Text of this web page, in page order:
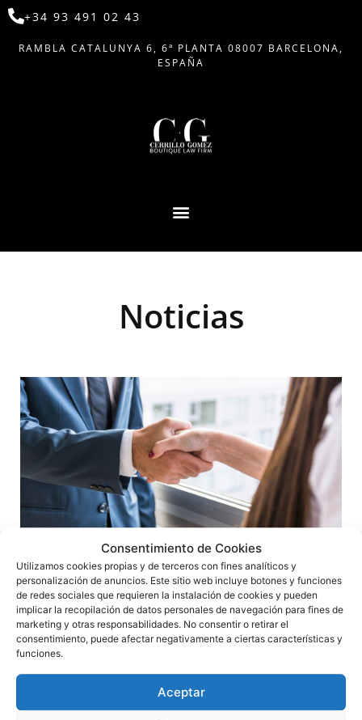
Consentimiento de Cookies
Utilizamos cookies propias y de terceros con fines analíticos y
personalización de anuncios. Este sitio web incluye botones y funciones
de redes sociales que requieren la instalación de cookies y pueden
implicar la recopilación de datos personales de navegación para fines de
marketing y otras responsabilidades. No consentir o retirar el
consentimiento, puede afectar negativamente a ciertas características y
funciones.
Aceptar
+34 93 491 02 43
RAMBLA CATALUNYA 6, 6ª PLANTA 08007 BARCELONA,
ESPAÑA
Noticias
El derecho de separación del socio por
modificación del objeto social
El derecho de separación del socio en las sociedades de
capital, eso es, sociedades anónimas y de responsabilidad
limitada, es una disposición que permite a
Leer más »